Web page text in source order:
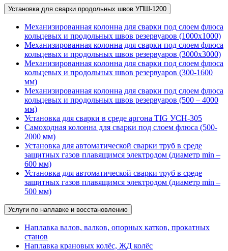
Установка для сварки продольных швов УПШ-1200
Механизированная колонна для сварки под слоем флюса
кольцевых и продольных швов резервуаров (1000х1000)
Механизированная колонна для сварки под слоем флюса
кольцевых и продольных швов резервуаров (3000х3000)
Механизированная колонна для сварки под слоем флюса
кольцевых и продольных швов резервуаров (300-1600
мм)
Механизированная колонна для сварки под слоем флюса
кольцевых и продольных швов резервуаров (500 – 4000
мм)
Установка для сварки в среде аргона TIG УСН-305
Самоходная колонна для сварки под слоем флюса (500-
2000 мм)
Установка для автоматической сварки труб в среде
защитных газов плавящимся электродом (диаметр min –
600 мм)
Установка для автоматической сварки труб в среде
защитных газов плавящимся электродом (диаметр min –
500 мм)
Услуги по наплавке и восстановлению
Наплавка валов, валков, опорных катков, прокатных
станов
Наплавка крановых колёс, ЖД колёс